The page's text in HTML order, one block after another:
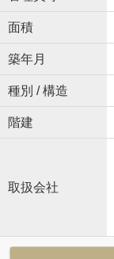
面積
築年月
種別 / 構造
階建
取扱会社